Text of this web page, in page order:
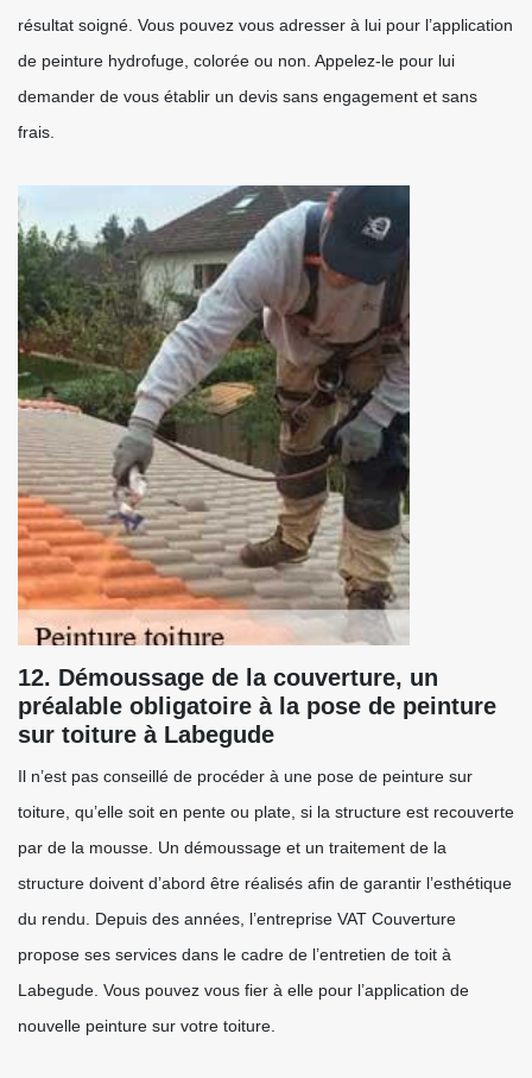
résultat soigné. Vous pouvez vous adresser à lui pour l’application
de peinture hydrofuge, colorée ou non. Appelez-le pour lui
demander de vous établir un devis sans engagement et sans
frais.
12. Démoussage de la couverture, un
préalable obligatoire à la pose de peinture
sur toiture à Labegude
Il n’est pas conseillé de procéder à une pose de peinture sur
toiture, qu’elle soit en pente ou plate, si la structure est recouverte
par de la mousse. Un démoussage et un traitement de la
structure doivent d’abord être réalisés afin de garantir l’esthétique
du rendu. Depuis des années, l’entreprise VAT Couverture
propose ses services dans le cadre de l’entretien de toit à
Labegude. Vous pouvez vous fier à elle pour l’application de
nouvelle peinture sur votre toiture.